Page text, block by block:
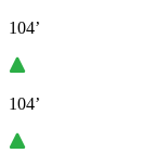
104’
104’